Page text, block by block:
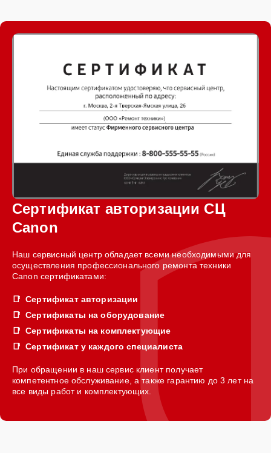
Сертификат авторизации СЦ
Canon
Наш сервисный центр обладает всеми необходимыми для
осуществления профессионального ремонта техники
Canon сертификатами:
Сертификат авторизации
Сертификаты на оборудование
Сертификаты на комплектующие
Сертификат у каждого специалиста
При обращении в наш сервис клиент получает
компетентное обслуживание, а также гарантию до 3 лет на
все виды работ и комплектующих.